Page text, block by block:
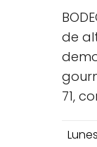
de
71,
Lunes